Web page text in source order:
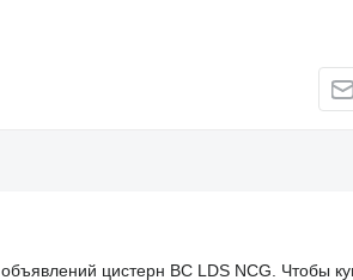
цистерн BC LDS NCG. Чтобы